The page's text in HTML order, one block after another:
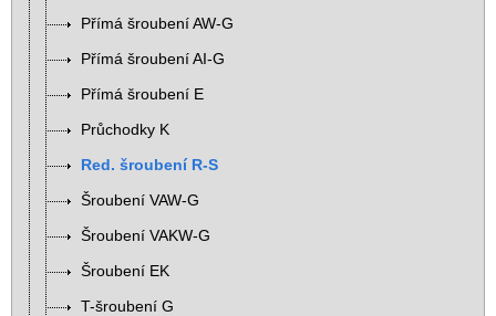
Přímá šroubení AW-G
Přímá šroubení AI-G
Přímá šroubení E
Průchodky K
Red. šroubení R-S
Šroubení VAW-G
Šroubení VAKW-G
Šroubení EK
T-šroubení G